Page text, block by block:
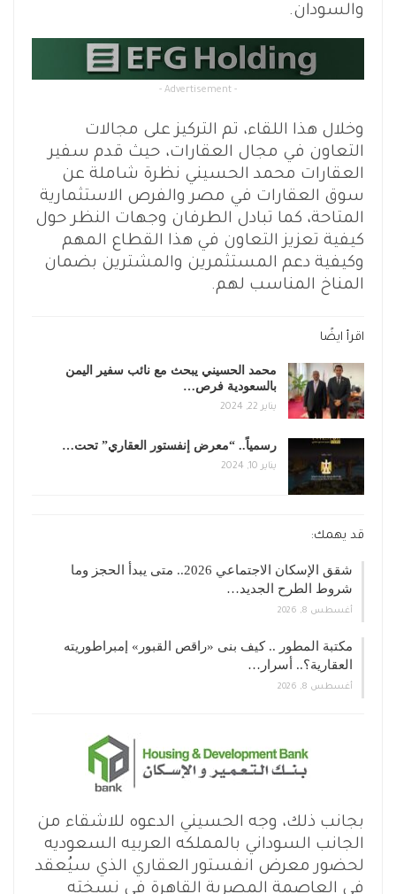
والسودان.
- Advertisement -
وخلال هذا اللقاء، تم التركيز على مجالات
التعاون في مجال العقارات، حيث قدم سفير
العقارات محمد الحسيني نظرة شاملة عن
سوق العقارات في مصر والفرص الاستثمارية
المتاحة، كما تبادل الطرفان وجهات النظر حول
كيفية تعزيز التعاون في هذا القطاع المهم
وكيفية دعم المستثمرين والمشترين بضمان
المناخ المناسب لهم.
اقرأ ايضًا
محمد الحسيني يبحث مع نائب سفير اليمن
بالسعودية فرص…
يناير 22, 2024
رسمياً.. “معرض إنفستور العقاري” تحت…
يناير 10, 2024
قد يهمك:
شقق الإسكان الاجتماعي 2026.. متى يبدأ الحجز وما
شروط الطرح الجديد…
أغسطس 8, 2026
مكتبة المطور .. كيف بنى «راقص القبور» إمبراطوريته
العقارية؟.. أسرار…
أغسطس 8, 2026
بجانب ذلك، وجه الحسيني الدعوه للاشقاء من
الجانب السوداني بالمملكه العربيه السعوديه
لحضور معرض انفستور العقاري الذي سيُعقد
في العاصمة المصرية القاهرة في نسخته